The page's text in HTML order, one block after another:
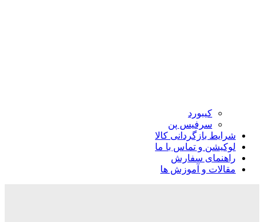
کیبورد
سرفیس پن
شرایط بازگردانی کالا
لوکیشن و تماس با ما
راهنمای سفارش
مقالات و آموزش ها